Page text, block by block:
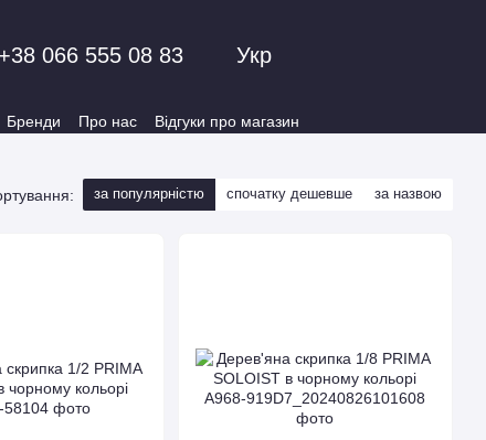
+38 066 555 08 83 Укр
Бренди Про нас Відгуки про магазин
за популярністю спочатку дешевше за назвою